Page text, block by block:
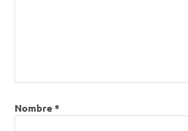
Nombre*